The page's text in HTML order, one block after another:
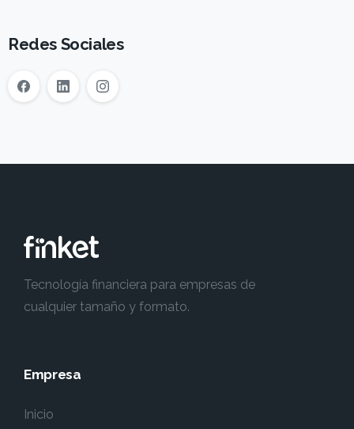
Redes Sociales
Tecnología financiera para empresas de
cualquier tamaño y formato.
Empresa
Inicio